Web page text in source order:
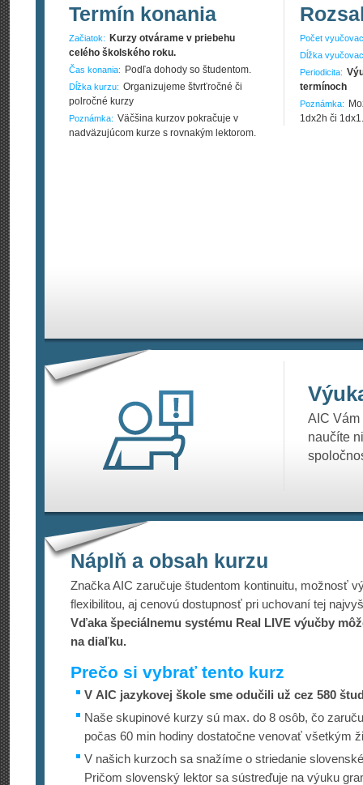
Termín konania
Začiatok:
Kurzy otvárame v priebehu
celého školského roku.
Čas konania: Podľa dohody so študentom.
Dĺžka kurzu: Organizujeme štvrťročné či
polročné kurzy
Poznámka: Väčšina kurzov pokračuje v
nadväzujúcom kurze s rovnakým lektorom.
Počet
Dĺžka
Periodicita:
termínoch
Poznámka:
1dx2h či
AIC Vám
naučíte
Náplň a obsah kurzu
Značka AIC zaručuje študentom kontinuitu, možnosť
flexibilitou, aj cenovú dostupnosť pri uchovaní tej
Vďaka špeciálnemu systému Real LIVE výučby
na diaľku.
Prečo si vybrať tento kurz
V AIC jazykovej škole sme odučili už cez 580
Naše skupinové kurzy sú max. do 8 osôb, čo
počas 60 min hodiny dostatočne venovať všetkým
V našich kurzoch sa snažíme o striedanie
Pričom slovenský lektor sa sústreďuje na výuku